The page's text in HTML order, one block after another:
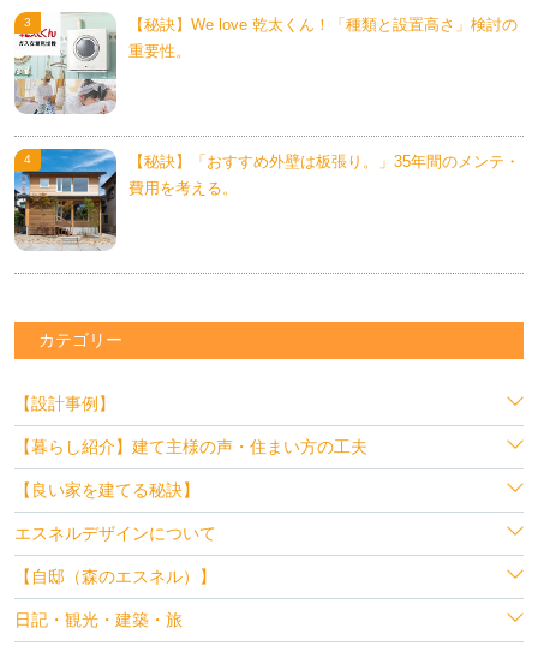
【秘訣】We love 乾太くん！「種類と設置高さ」検討の
重要性。
【秘訣】「おすすめ外壁は板張り。」35年間のメンテ・
費用を考える。
カテゴリー
【設計事例】
【暮らし紹介】建て主様の声・住まい方の工夫
【良い家を建てる秘訣】
エスネルデザインについて
【自邸（森のエスネル）】
日記・観光・建築・旅